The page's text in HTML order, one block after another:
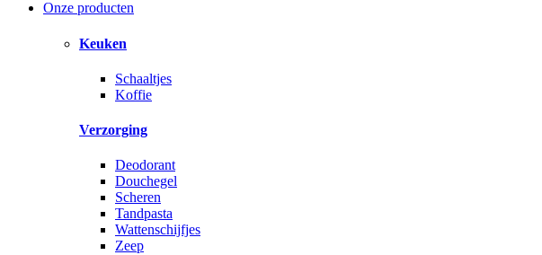
Onze producten
Keuken
Schaaltjes
Koffie
Verzorging
Deodorant
Douchegel
Scheren
Tandpasta
Wattenschijfjes
Zeep